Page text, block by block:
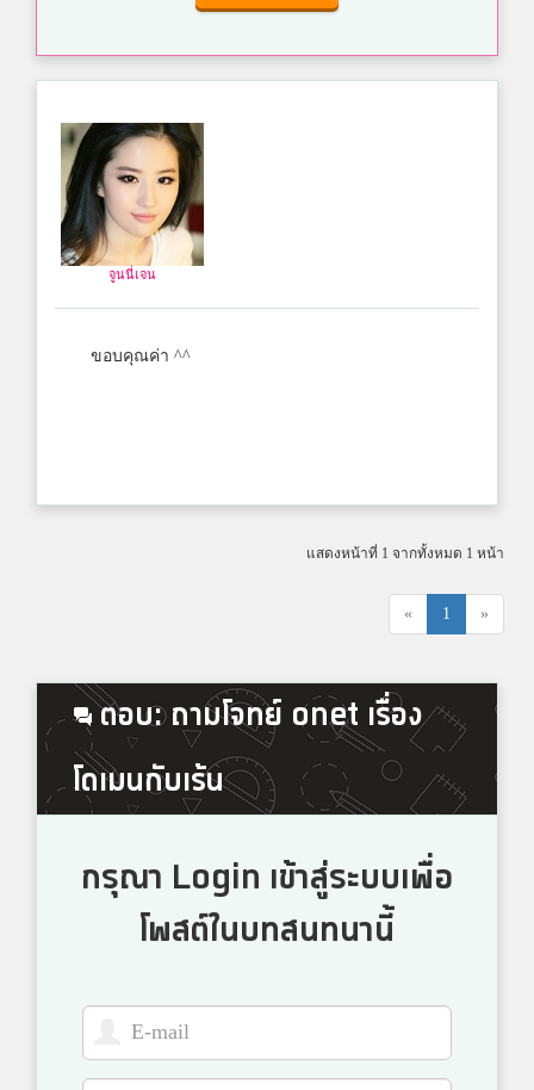
จูนนี่เจน
ขอบคุณค่า ^^
แสดงหน้าที่ 1 จากทั้งหมด 1 หน้า
« 1 »
ตอบ: ถามโจทย์ onet เรื่อง
โดเมนกับเร้น
กรุณา Login เข้าสู่ระบบเพื่อ
โพสต์ในบทสนทนานี้